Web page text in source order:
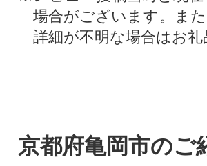
場合がございます。ま
詳細が不明な場合はお
京都府亀岡市のご